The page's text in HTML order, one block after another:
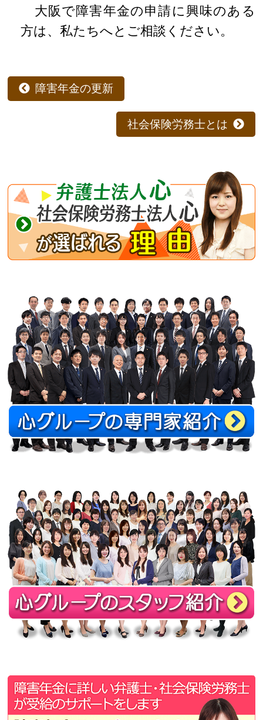
大阪で障害年金の申請に興味のある
方は、私たちへとご相談ください。
障害年金の更新
社会保険労務士とは